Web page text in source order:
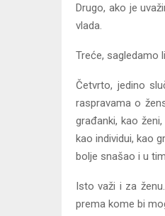
Drugo, ako je
vlada.
Treće, sagledamo
Četvrto, jedino
raspravama o
građanki, kao
kao individui, kao
bolje snašao i u
Isto važi i za
prema kome bi